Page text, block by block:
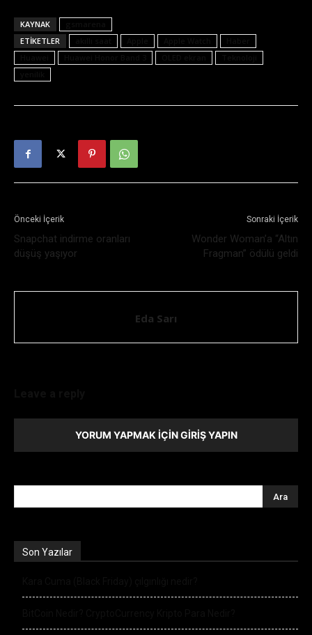
KAYNAK
ETIKETLER
Önceki İçerik
Snapchat indirme oranları
düşüş yaşıyor
Sonraki İçerik
Wonder Woman’a “Altın
Fragman” ödülü geldi
Eda Sarı
YORUM YAPMAK İÇIN GIRIŞ YAPIN
Son Yazılar